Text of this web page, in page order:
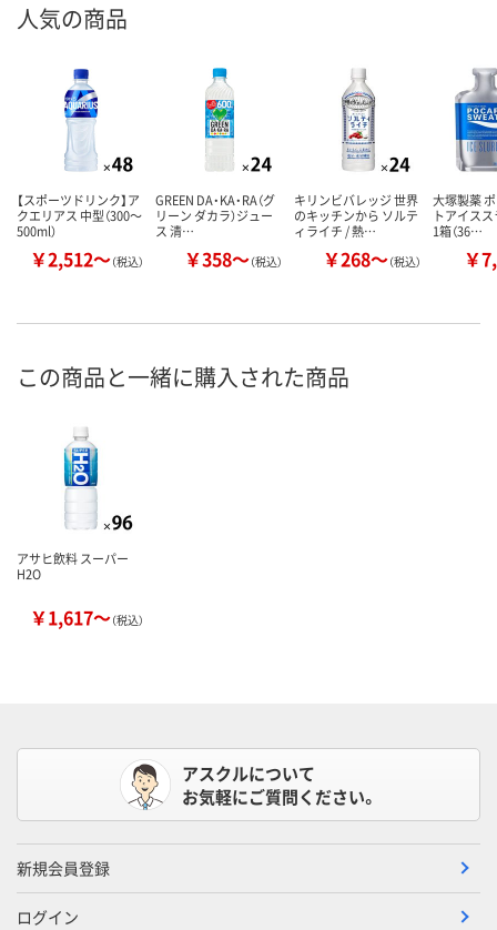
人気の商品
【スポーツドリンク】ア
クエリアス 中型（300～
500ml）
￥2,512～（税込）
GREEN DA・KA・RA（グ
リーン ダカラ）ジュー
ス 清…
￥358～（税込）
キリンビバレッジ 世界
のキッチンから ソルテ
ィライチ / 熱…
￥268～（税込）
大塚製薬
トアイス
1箱（36…
￥
この商品と一緒に購入された商品
アサヒ飲料 スーパー
H2O
￥1,617～（税込）
アスクルについて
お気軽にご質問ください。
新規会員登録
ログイン